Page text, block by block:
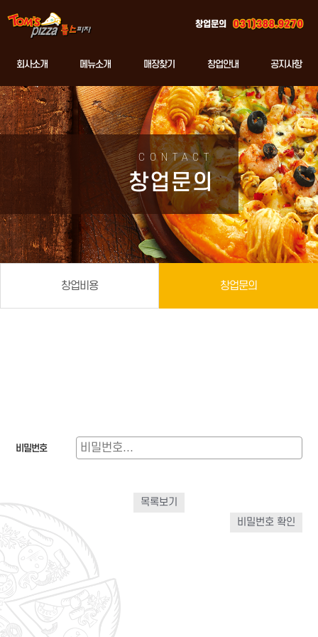
회사소개 메뉴소개 매장찾기 창업안내 공지사항
창업문의
CONTACT
창업문의
창업비용 창업문의
비밀번호
목록보기
비밀번호 확인